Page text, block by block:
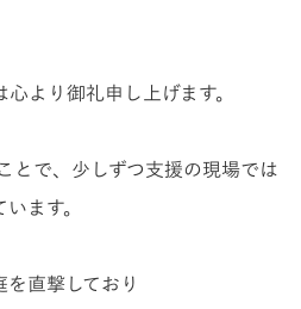
より御礼申し上げます。
とで、少しずつ支援の現場では
ます。
直撃しており